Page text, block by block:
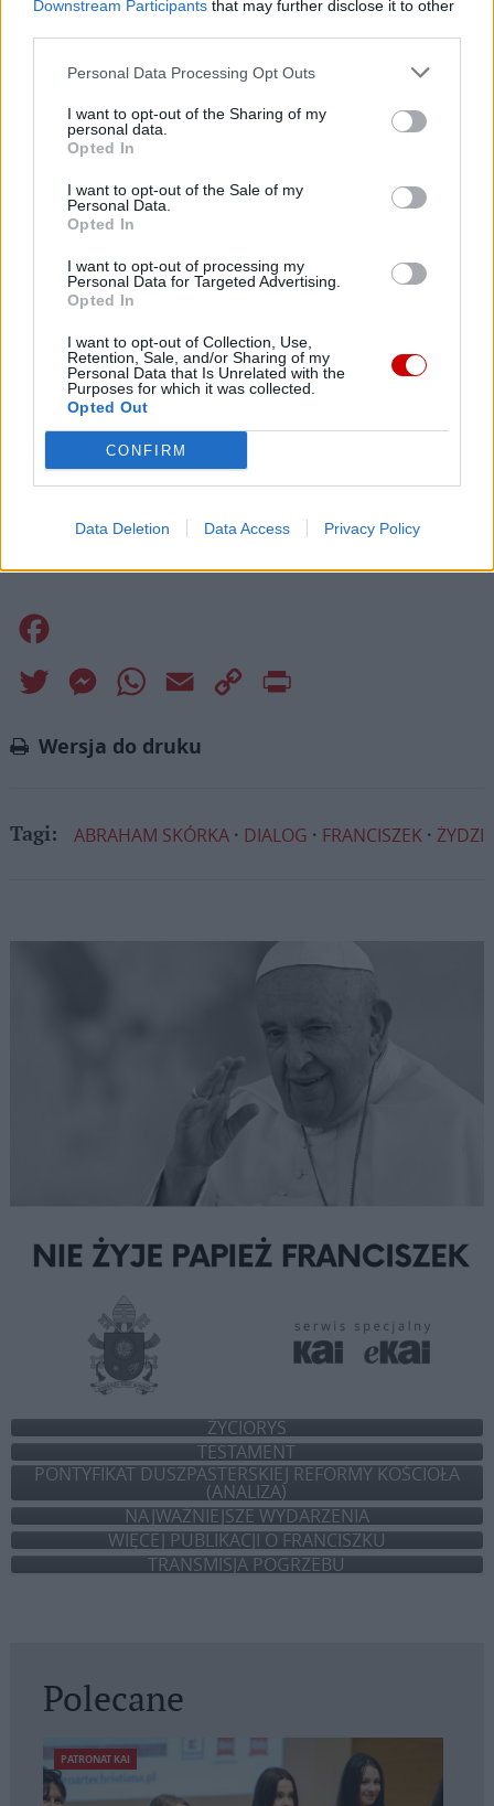
Downstream Participants that may further disclose it to other
Personal Data Processing Opt Outs
I want to opt-out of the Sharing of my
personal data.
Opted In
I want to opt-out of the Sale of my
Personal Data.
Opted In
I want to opt-out of processing my
Personal Data for Targeted Advertising.
Opted In
I want to opt-out of Collection, Use,
Retention, Sale, and/or Sharing of my
Personal Data that Is Unrelated with the
Purposes for which it was collected.
Opted Out
CONFIRM
Data Deletion Data Access Privacy Policy
Franciszka na ubogich, słabych i potrzebujących będą
nadal świecić w trwałym dziedzictwie, które po sobie
pozostawił” – podkreśla Abraham Skórka.
Drogi Czytelniku,
tu dla Ciebie!
Każdego dnia publikujemy najważniejsze
informacje z życia Kościoła w Polsce i na świecie.
Jednak bez Twojej pomocy sprostanie temu
zadaniu będzie coraz trudniejsze.
Dlatego prosimy Cię o
pośrednictwem serwisu Patronite.
Dzięki Tobie będziemy mogli realizować naszą
Twitter MessengerWhatsApp
Email
Copy
Wersja do druku
Tagi: ABRAHAM SKÓRKA DIALOG FRANCISZEK ŻYDZI
ŻYCIORYS
TESTAMENT
PONTYFIKAT DUSZPASTERSKIEJ REFORMY KOŚCIOŁA
(ANALIZA)
NAJWAŻNIEJSZE WYDARZENIA
WIĘCEJ PUBLIKACJI O FRANCISZKU
TRANSMISJA POGRZEBU
Polecane
PATRONAT KAI